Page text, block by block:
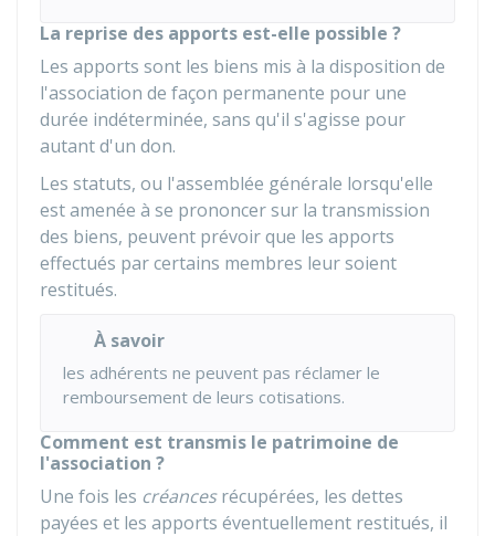
La reprise des apports est-elle possible ?
Les apports sont les biens mis à la disposition de
l'association de façon permanente pour une
durée indéterminée, sans qu'il s'agisse pour
autant d'un don.
Les statuts, ou l'assemblée générale lorsqu'elle
est amenée à se prononcer sur la transmission
des biens, peuvent prévoir que les apports
effectués par certains membres leur soient
restitués.
À savoir
les adhérents ne peuvent pas réclamer le
remboursement de leurs cotisations.
Comment est transmis le patrimoine de
l'association ?
Une fois les créancesrécupérées, les dettes
payées et les apports éventuellement restitués, il